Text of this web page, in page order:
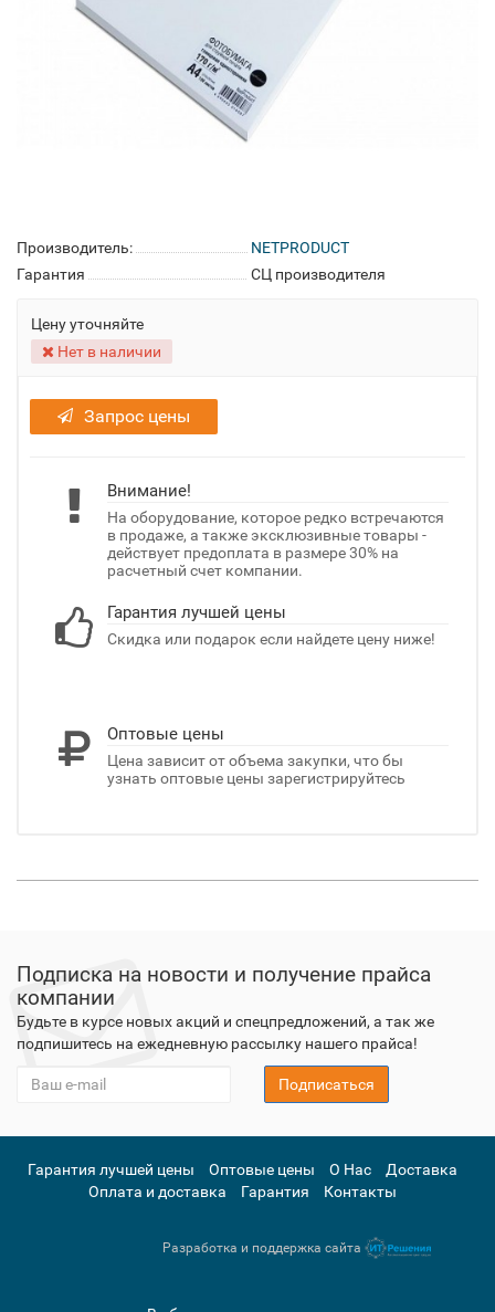
Производитель:
NETPRODUCT
Гарантия
СЦ производителя
Цену уточняйте
Нет в наличии
Запрос цены
Внимание!
На оборудование, которое редко встречаются
в продаже, а также эксклюзивные товары -
действует предоплата в размере 30% на
расчетный счет компании.
Гарантия лучшей цены
Скидка или подарок если найдете цену ниже!
Оптовые цены
Цена зависит от объема закупки, что бы
узнать оптовые цены зарегистрируйтесь
Подписка на новости и получение прайса
компании
Будьте в курсе новых акций и спецпредложений, а так же
подпишитесь на ежедневную рассылку нашего прайса!
Подписаться
Гарантия лучшей цены Оптовые цены О Нас
Доставка
Оплата и доставка
Гарантия Контакты
Разработка и поддержка сайта